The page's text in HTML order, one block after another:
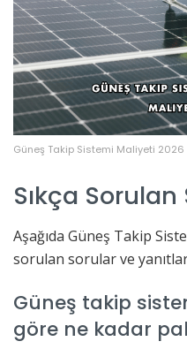
Güneş Takip Sistemi Maliyeti 2026
Sıkça
Aşağıda Güneş Takip
sorulan sorular ve
Güneş takip
göre ne kadar